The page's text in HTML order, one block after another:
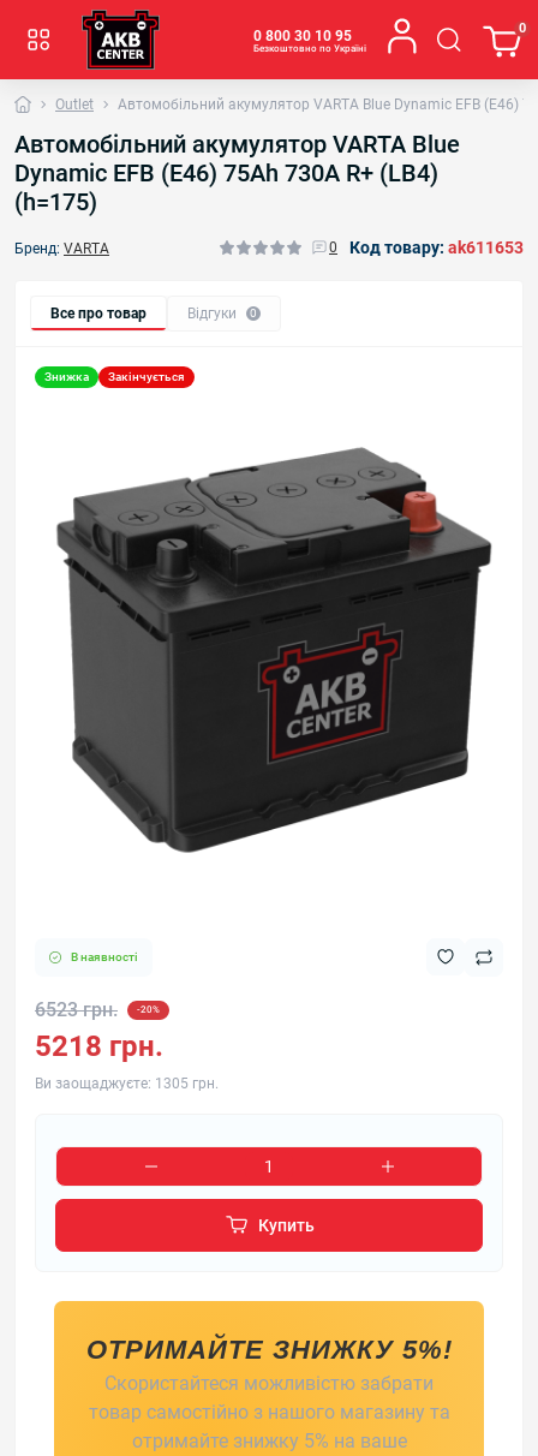
0 800 30 10 95
Безкоштовно по Україні
0
Outlet Автомобільний акумулятор VARTA Blue Dynamic EFB (E46)
Автомобільний акумулятор VARTA Blue
Dynamic EFB (E46) 75Ah 730A R+ (LB4)
(h=175)
Бренд: VARTA 0 Код товару: ak611653
Все про товар Відгуки 0
Знижка Закінчується
В наявності
6523 грн. -20%
5218 грн.
Ви заощаджуєте: 1305 грн.
Купить
ОТРИМАЙТЕ ЗНИЖКУ 5%!
Скористайтеся можливістю забрати
товар самостійно з нашого магазину та
отримайте знижку 5% на ваше